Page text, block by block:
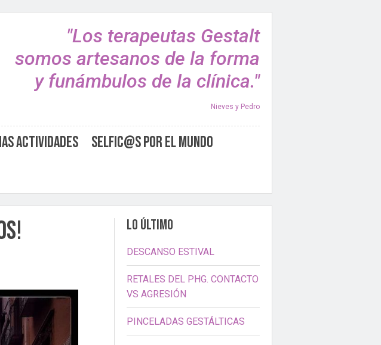
"Los terapeutas Gestalt
somos artesanos de la forma
y funámbulos de la clínica."
Nieves y Pedro
Actividades
Selfic@s por el Mundo
LO ÚLTIMO
DESCANSO ESTIVAL
RETALES DEL PHG. CONTACTO
VS AGRESIÓN
PINCELADAS GESTÁLTICAS